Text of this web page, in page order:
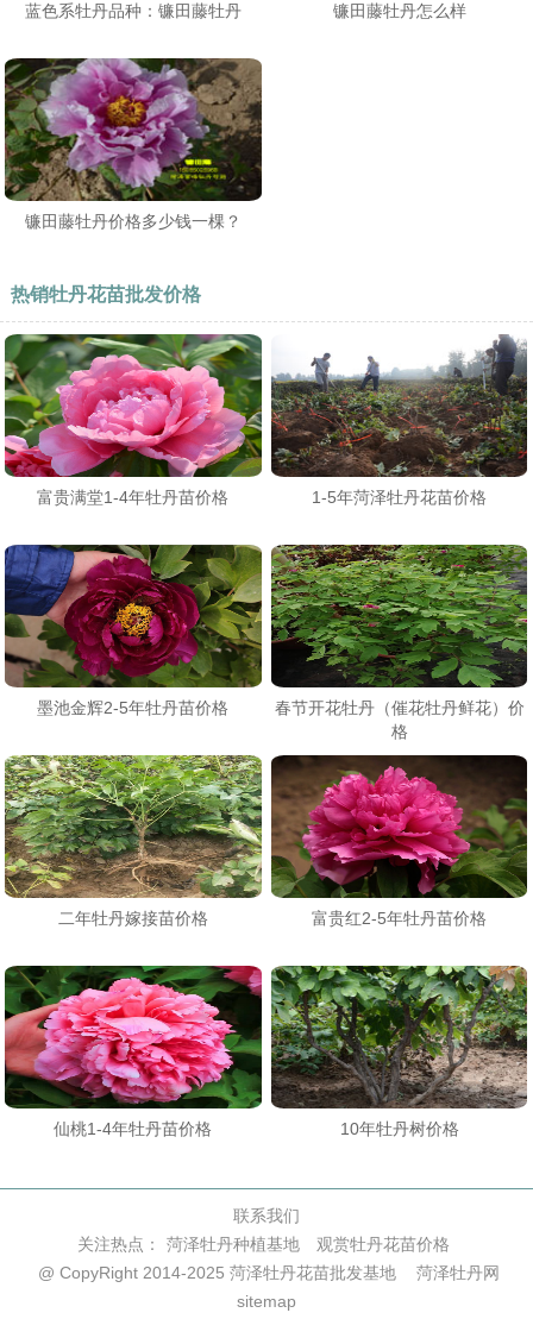
蓝色系牡丹品种：镰田藤牡丹 镰田藤牡丹怎么样
镰田藤牡丹价格多少钱一棵？
热销牡丹花苗批发价格
富贵满堂1-4年牡丹苗价格 1-5年菏泽牡丹花苗价格
墨池金辉2-5年牡丹苗价格
春节开花牡丹（催花牡丹鲜花）价
格
二年牡丹嫁接苗价格 富贵红2-5年牡丹苗价格
仙桃1-4年牡丹苗价格 10年牡丹树价格
联系我们
关注热点：
菏泽牡丹种植基地
观赏牡丹花苗价格
@ CopyRight 2014-2025 菏泽牡丹花苗批发基地
菏泽牡丹网
sitemap